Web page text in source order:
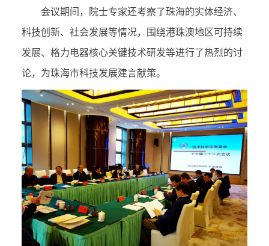
会议期间，院士专家还考察了珠海的实体经济、
科技创新、社会发展等情况，围绕港珠澳地区可持续
发展、格力电器核心关键技术研发等进行了热烈的讨
论，为珠海市科技发展建言献策。